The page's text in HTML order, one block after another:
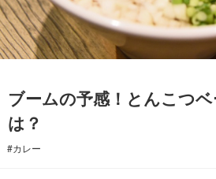
ブームの予感！とんこつ
は？
#カレー